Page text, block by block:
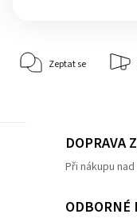
Zeptat se
DOPRAVA
Při nákupu
ODBORNÉ